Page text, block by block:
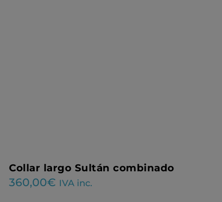
Collar largo Sultán combinado
360,00€ IVA inc.